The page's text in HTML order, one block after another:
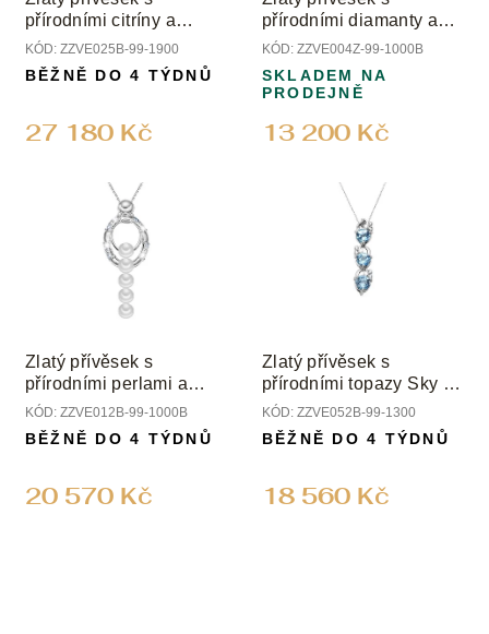
d
u
k
ů
přírodními citríny a
diamanty
KÓD: ZZVE025B-99-1900
27 180 Kč
BĚŽNĚ DO 4 TÝDNŮ
přírodními diamanty a
perlou
KÓD: ZZVE004Z-99-1000B
13 200 Kč
SKLADEM NA
PRODEJNĚ
Zlatý přívěsek s
přírodními perlami a
diamanty
KÓD: ZZVE012B-99-1000B
20 570 Kč
BĚŽNĚ DO 4 TÝDNŮ
Zlatý přívěsek s
přírodními topazy Sky a
diamanty
KÓD: ZZVE052B-99-1300
18 560 Kč
BĚŽNĚ DO 4 TÝDNŮ